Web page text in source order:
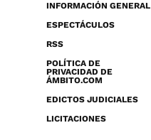
INFORMACIÓN GENERAL
ESPECTÁCULOS
RSS
POLÍTICA DE
PRIVACIDAD DE
ÁMBITO.COM
EDICTOS JUDICIALES
LICITACIONES